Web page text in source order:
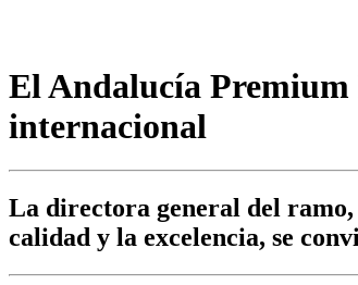
El Andalucía Premium
internacional
La directora general del
calidad y la excelencia, se